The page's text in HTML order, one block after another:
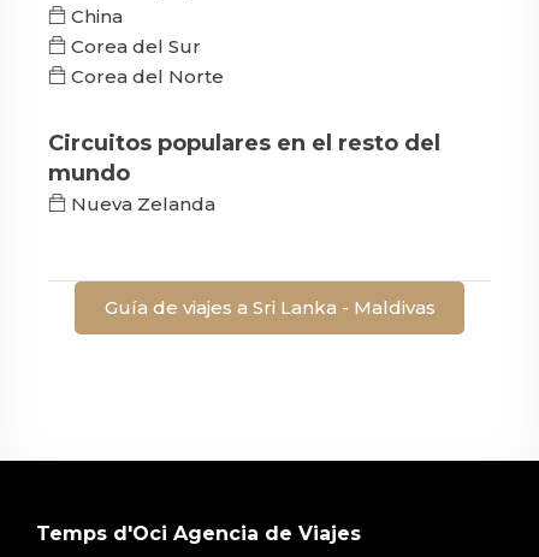
China
Corea del Sur
Corea del Norte
Circuitos populares en el resto del
mundo
Nueva Zelanda
Guía de viajes a Sri Lanka - Maldivas
Temps d'Oci Agencia de Viajes